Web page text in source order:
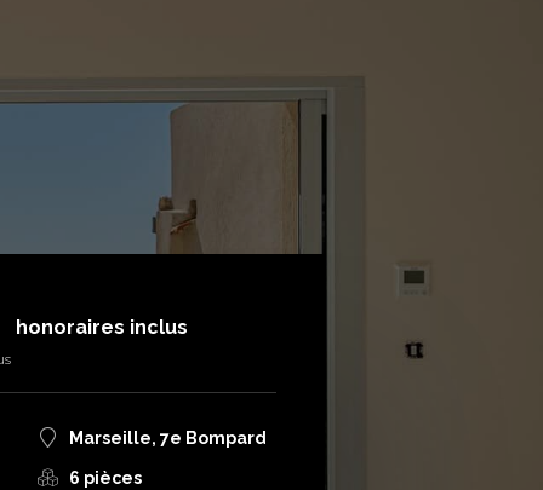
honoraires inclus
Marseille, 7e Bompard
6 pièces